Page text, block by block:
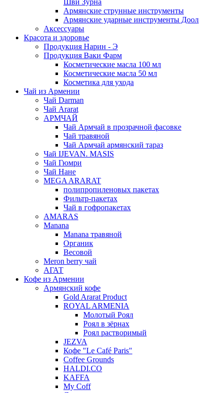
Шви Зурна
Армянские струнные инструменты
Армянские ударные инструменты Доол
Аксессуары
Красота и здоровье
Продукция Нарин - Э
Продукция Ваки Фарм
Косметические масла 100 мл
Косметические масла 50 мл
Косметика для ухода
Чай из Армении
Чай Darman
Чай Ararat
АРМЧАЙ
Чай Армчай в прозрачной фасовке
Чай травяной
Чай Армчай армянский тараз
Чай IJEVAN. MASIS
Чай Гюмри
Чай Нане
MEGA ARARAT
полипропиленовых пакетах
Фильтр-пакетах
Чай в гофропакетах
AMARAS
Manana
Manana травяной
Органик
Весовой
Meron berry чай
АГАТ
Кофе из Армении
Армянский кофе
Gold Ararat Product
ROYAL ARMENIA
Молотый Роял
Роял в зёрнах
Роял растворимый
JEZVA
Кофе "Le Café Paris"
Coffee Grounds
HALDI.CO
KAFFA
My Coff